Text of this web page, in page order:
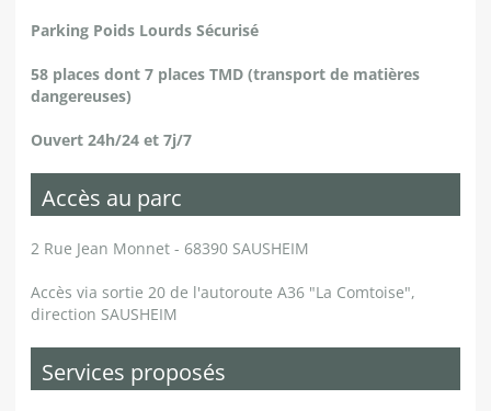
Parking Poids Lourds Sécurisé
58 places dont 7 places TMD (transport de matières
dangereuses)
Ouvert 24h/24 et 7j/7
Accès au parc
2 Rue Jean Monnet - 68390 SAUSHEIM
Accès via sortie 20 de l'autoroute A36 "La Comtoise",
direction SAUSHEIM
Services proposés